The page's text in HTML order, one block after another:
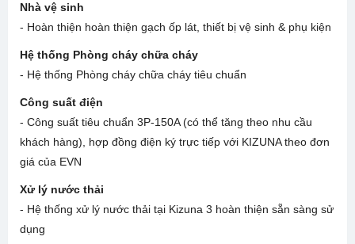
Nhà vệ sinh
- Hoàn thiện hoàn thiện gạch ốp lát, thiết bị vệ sinh & phụ kiện
Hệ thống Phòng cháy chữa cháy
- Hệ thống Phòng cháy chữa cháy tiêu chuẩn
Công suất điện
- Công suất tiêu chuẩn 3P-150A (có thể tăng theo nhu cầu
khách hàng), hợp đồng điện ký trực tiếp với KIZUNA theo đơn
giá của EVN
Xử lý nước thải
- Hệ thống xử lý nước thải tại Kizuna 3 hoàn thiện sẵn sàng sử
dụng